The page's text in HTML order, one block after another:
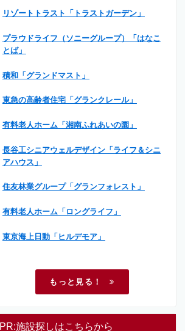
リゾートトラスト「トラストガーデン」
プラウドライフ（ソニーグループ）「はなこ
とば」
積和「グランドマスト」
東急の高齢者住宅「グランクレール」
有料老人ホーム「湘南ふれあいの園」
長谷工シニアウェルデザイン「ライフ＆シニ
アハウス」
住友林業グループ「グランフォレスト」
有料老人ホーム「ロングライフ」
東京海上日動「ヒルデモア」
もっと見る！
PR:施設探しはこちらから